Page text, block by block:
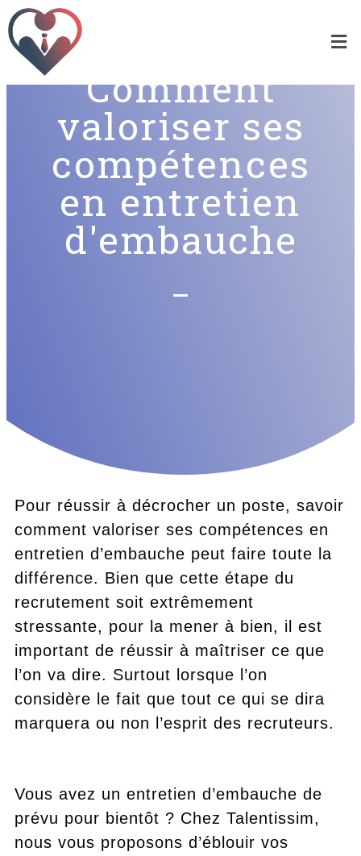
Comment
valoriser ses
compétences
en entretien
d'embauche
Pour réussir à décrocher un poste, savoir
comment valoriser ses compétences en
entretien d’embauche peut faire toute la
différence. Bien que cette étape du
recrutement soit extrêmement
stressante, pour la mener à bien, il est
important de réussir à maîtriser ce que
l’on va dire. Surtout lorsque l’on
considère le fait que tout ce qui se dira
marquera ou non l’esprit des recruteurs.
Vous avez un entretien d’embauche de
prévu pour bientôt ? Chez Talentissim,
nous vous proposons d’éblouir vos